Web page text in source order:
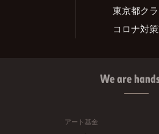
東京都ク
コロナ対
We are
アート基金